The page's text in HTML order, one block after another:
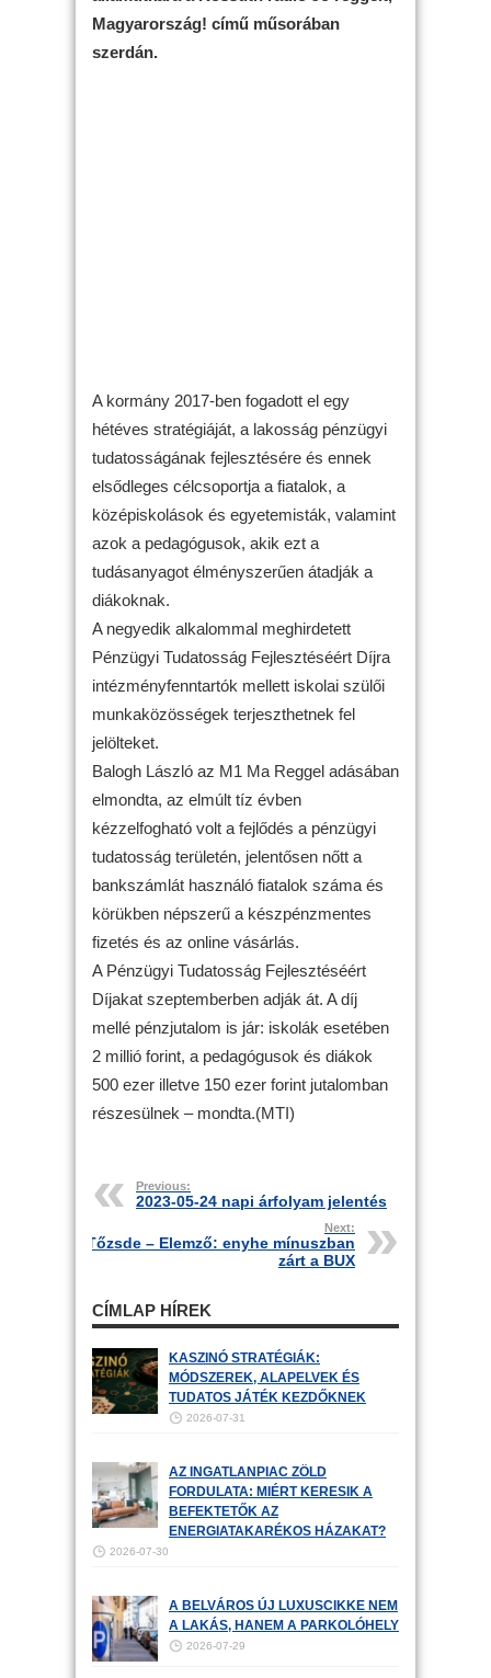
Magyarország! című műsorában
szerdán.
A kormány 2017-ben fogadott el egy
hétéves stratégiáját, a lakosság pénzügyi
tudatosságának fejlesztésére és ennek
elsődleges célcsoportja a fiatalok, a
középiskolások és egyetemisták, valamint
azok a pedagógusok, akik ezt a
tudásanyagot élményszerűen átadják a
diákoknak.
A negyedik alkalommal meghirdetett
Pénzügyi Tudatosság Fejlesztéséért Díjra
intézményfenntartók mellett iskolai szülői
munkaközösségek terjeszthetnek fel
jelölteket.
Balogh László az M1 Ma Reggel adásában
elmondta, az elmúlt tíz évben
kézzelfogható volt a fejlődés a pénzügyi
tudatosság területén, jelentősen nőtt a
bankszámlát használó fiatalok száma és
körükben népszerű a készpénzmentes
fizetés és az online vásárlás.
A Pénzügyi Tudatosság Fejlesztéséért
Díjakat szeptemberben adják át. A díj
mellé pénzjutalom is jár: iskolák esetében
2 millió forint, a pedagógusok és diákok
500 ezer illetve 150 ezer forint jutalomban
részesülnek – mondta.(MTI)
Previous:
2023-05-24 napi árfolyam jelentés
Next:
Tőzsde – Elemző: enyhe mínuszban
zárt a BUX
CÍMLAP HÍREK
KASZINÓ STRATÉGIÁK:
MÓDSZEREK, ALAPELVEK ÉS
TUDATOS JÁTÉK KEZDŐKNEK
2026-07-31
AZ INGATLANPIAC ZÖLD
FORDULATA: MIÉRT KERESIK A
BEFEKTETŐK AZ
ENERGIATAKARÉKOS HÁZAKAT?
2026-07-30
A BELVÁROS ÚJ LUXUSCIKKE NEM
A LAKÁS, HANEM A PARKOLÓHELY
2026-07-29